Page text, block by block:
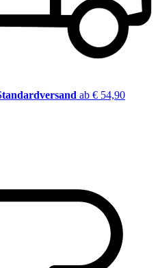
ab € 54,90